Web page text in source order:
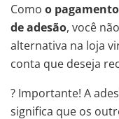
Como o
de adesão, você
alternativa na loja
conta que deseja
? Importante! A
significa que os